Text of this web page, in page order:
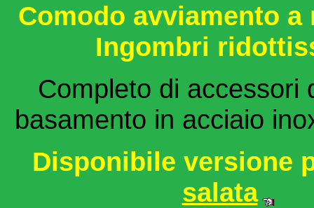
Comodo avviamento a
Ingombri
Completo di accessori
basamento in acciaio
Disponibile versione
salata